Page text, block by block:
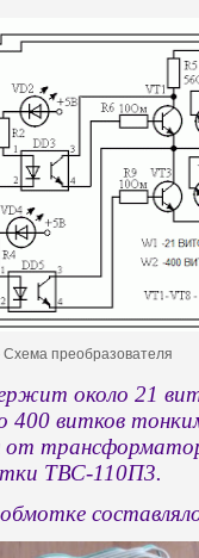
Схема преобразователя
около 21
400 витков
от
ТВС-110П3.